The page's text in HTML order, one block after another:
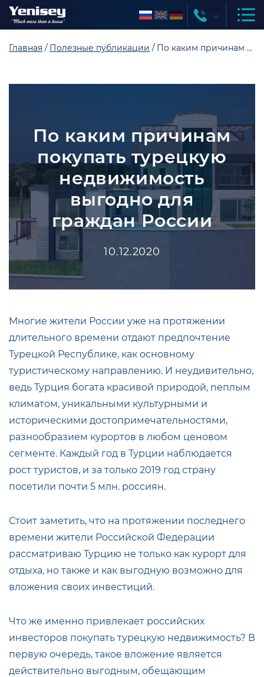
Главная Полезные публикации По каким причинам покупать турецкую недвижимость выгодно для граждан России
По каким причинам
покупать турецкую
недвижимость
выгодно для
граждан России
10.12.2020
Многие жители России уже на протяжении
длительного времени отдают предпочтение
Турецкой Республике, как основному
туристическому направлению. И неудивительно,
ведь Турция богата красивой природой, nеплым
климатом, уникальными культурными и
историческими достопримечательностями,
разнообразием курортов в любом ценовом
сегменте. Каждый год в Турции наблюдается
рост туристов, и за только 2019 год страну
посетили почти 5 млн. россиян.
Стоит заметить, что на протяжении последнего
времени жители Российской Федерации
рассматриваю Турцию не только как курорт для
отдыха, но также и как выгодную возможно для
вложения своих инвестиций.
Что же именно привлекает российских
инвесторов покупать турецкую недвижимость? В
первую очередь, такое вложение является
действительно выгодным, обещающим